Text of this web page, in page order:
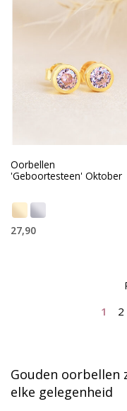
Oorbellen
'Geboortesteen' Oktober
27,90
1 2
Gouden oorbellen
elke gelegenheid